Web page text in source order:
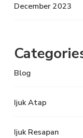
December 2023
Blog
Ijuk Atap
Ijuk Resapan